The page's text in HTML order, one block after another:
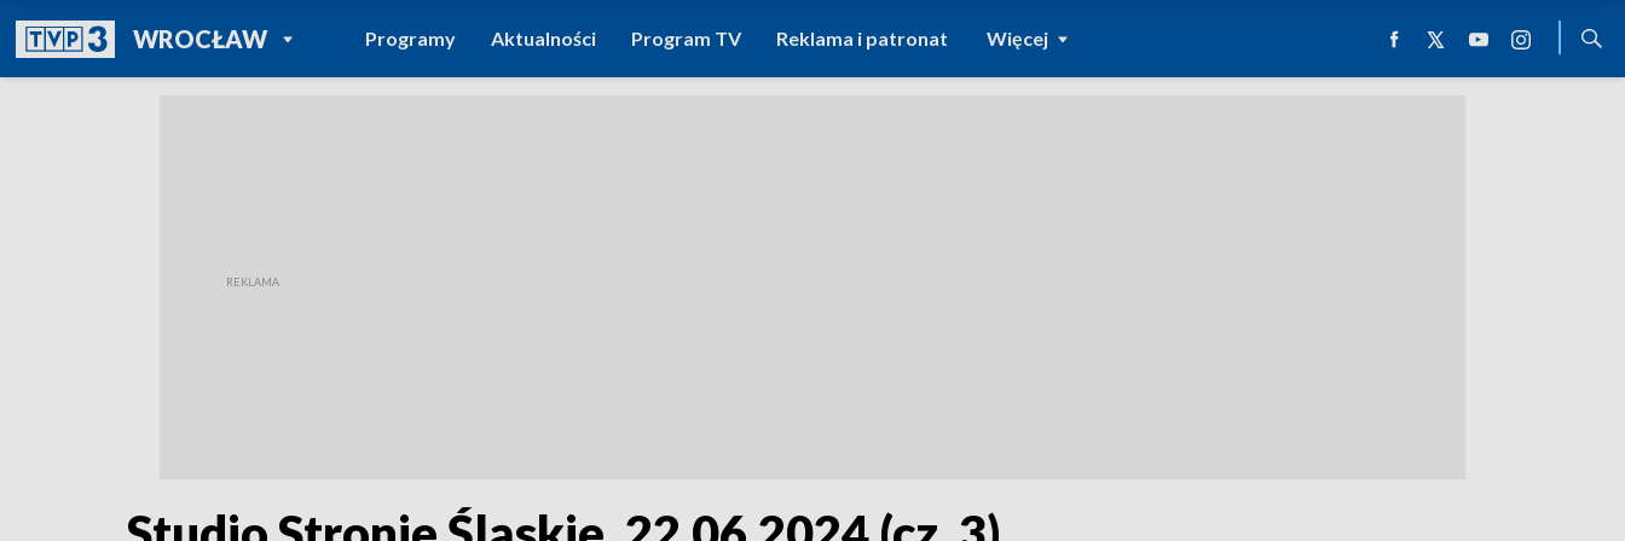
WROCŁAWPOWRÓT DO
TVP REGIONY
Programy Aktualności Program TV Reklama i patronat Więcej